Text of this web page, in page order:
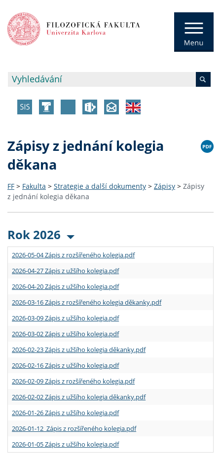
Zápisy z jednání kolegia
děkana
FF > Fakulta > Strategie a další dokumenty > Zápisy > Zápisy
z jednání kolegia děkana
Rok 2026
2026-05-04 Zápis z rozšířeného kolegia.pdf
2026-04-27 Zápis z užšího kolegia.pdf
2026-04-20 Zápis z užšího kolegia.pdf
2026-03-16 Zápis z rozšířeného kolegia děkanky.pdf
2026-03-09 Zápis z užšího kolegia.pdf
2026-03-02 Zápis z užšího kolegia.pdf
2026-02-23 Zápis z užšího kolegia děkanky.pdf
2026-02-16 Zápis z užšího kolegia.pdf
2026-02-09 Zápis z rozšířeného kolegia.pdf
2026-02-02 Zápis z užšího kolegia děkanky.pdf
2026-01-26 Zápis z užšího kolegia.pdf
2026-01-12 Zápis z rozšířeného kolegia.pdf
2026-01-05 Zápis z užšího kolegia.pdf